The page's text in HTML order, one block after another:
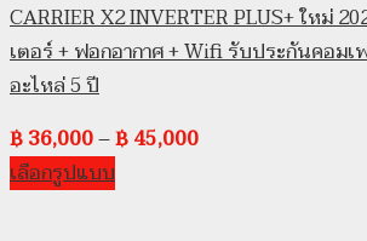
CARRIER X2 INVERTER PLUS+ ใหม่
เตอร์ + ฟอกอากาศ + Wifi รับประกันคอมเ
อะไหล่ 5 ปี
฿36,000–฿45,000
เลือกรูปแบบ